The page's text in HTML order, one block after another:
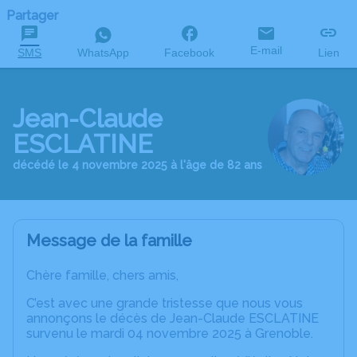
Partager
SMS WhatsApp Facebook E-mail Lien
Jean-Claude
ESCLATINE
décédé le 4 novembre 2025 à l'âge de 82 ans
Message de la famille
Chère famille, chers amis,
C’est avec une grande tristesse que nous vous
annonçons le décès de Jean-Claude ESCLATINE
survenu le mardi 04 novembre 2025 à Grenoble.